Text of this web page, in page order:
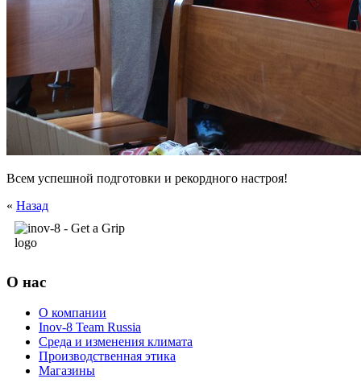
Всем успешной подготовки и рекордного настроя!
« Назад
О нас
О компании
Inov-8 Team Russia
Среда и изменения климата
Производственная этика
Магазины